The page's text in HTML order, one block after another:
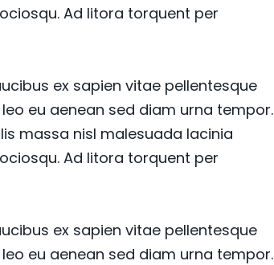
Ad litora torquent per
ex sapien vitae pellentesque
eu aenean sed diam urna tempor.
massa nisl malesuada lacinia
Ad litora torquent per
ex sapien vitae pellentesque
eu aenean sed diam urna tempor.